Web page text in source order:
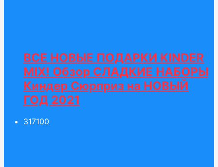
ВСЕ НОВЫЕ ПОДАРКИ KINDER
MIX! Обзор СЛАДКИЕ НАБОРЫ
Киндер Сюрприз на НОВЫЙ
ГОД 2021
317100